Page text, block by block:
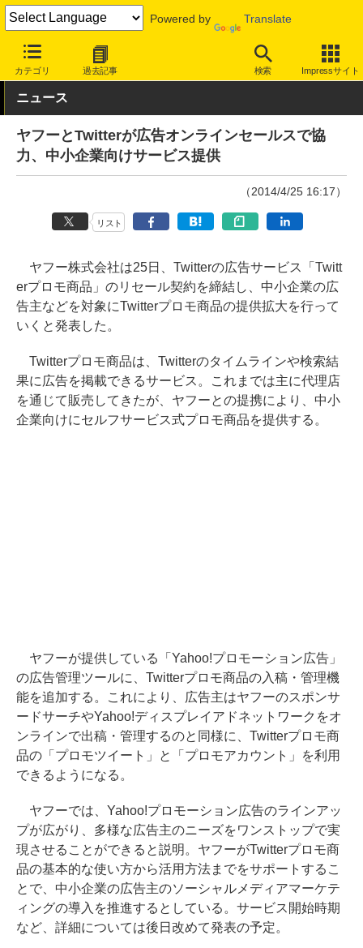
Powered by Translate
カテゴリ 過去記事 検索 Impressサイト
INTERNET Watch サービス/ソフト サービス 広告/アフィリエ
ニュース
ヤフーとTwitterが広告オンラインセールスで協
力、中小企業向けサービス提供
（2014/4/25 16:17）
リスト
ヤフー株式会社は25日、Twitterの広告サービス「Twitt
erプロモ商品」のリセール契約を締結し、中小企業の広
告主などを対象にTwitterプロモ商品の提供拡大を行って
いくと発表した。
Twitterプロモ商品は、Twitterのタイムラインや検索結
果に広告を掲載できるサービス。これまでは主に代理店
を通じて販売してきたが、ヤフーとの提携により、中小
企業向けにセルフサービス式プロモ商品を提供する。
ヤフーが提供している「Yahoo!プロモーション広告」
の広告管理ツールに、Twitterプロモ商品の入稿・管理機
能を追加する。これにより、広告主はヤフーのスポンサ
ードサーチやYahoo!ディスプレイアドネットワークをオ
ンラインで出稿・管理するのと同様に、Twitterプロモ商
品の「プロモツイート」と「プロモアカウント」を利用
できるようになる。
ヤフーでは、Yahoo!プロモーション広告のラインアッ
プが広がり、多様な広告主のニーズをワンストップで実
現させることができると説明。ヤフーがTwitterプロモ商
品の基本的な使い方から活用方法までをサポートするこ
とで、中小企業の広告主のソーシャルメディアマーケテ
ィングの導入を推進するとしている。サービス開始時期
など、詳細については後日改めて発表の予定。